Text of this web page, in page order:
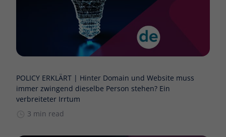
POLICY ERKLÄRT | Hinter Domain und Website muss
immer zwingend dieselbe Person stehen? Ein
verbreiteter Irrtum
3 min read